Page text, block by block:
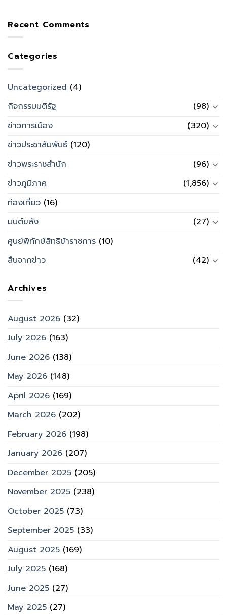
Recent Comments
Categories
Uncategorized (4)
กิจกรรมมติรัฐ
(98)
ข่าวการเมือง
(320)
ข่าวประชาสัมพันธ์ (120)
ข่าวพระราชสำนัก
(96)
ข่าวภูมิภาค
(1,856)
ท่องเที่ยว (16)
มนต์ขลัง
(27)
ศูนย์พิทักษ์สิทธิข้าราชการ (10)
สืบจากข่าว
(42)
Archives
August 2026 (32)
July 2026 (163)
June 2026 (138)
May 2026 (148)
April 2026 (169)
March 2026 (202)
February 2026 (198)
January 2026 (207)
December 2025 (205)
November 2025 (238)
October 2025 (73)
September 2025 (33)
August 2025 (169)
July 2025 (168)
June 2025 (27)
May 2025 (27)